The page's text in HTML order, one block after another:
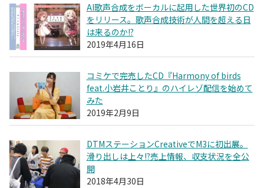
AI歌声合成をボーカルに起用した世界初のCD
をリリース。歌声合成技術が人間を超える日
は来るのか!?
2019年4月16日
コミケで完売したCD『Harmony of birds
feat.小岩井ことり』のハイレゾ配信を始めて
みた
2019年2月9日
DTMステーションCreativeでM3に初出展。
滑り出しは上々!?売上情報、収支状況を全公
開
2018年4月30日